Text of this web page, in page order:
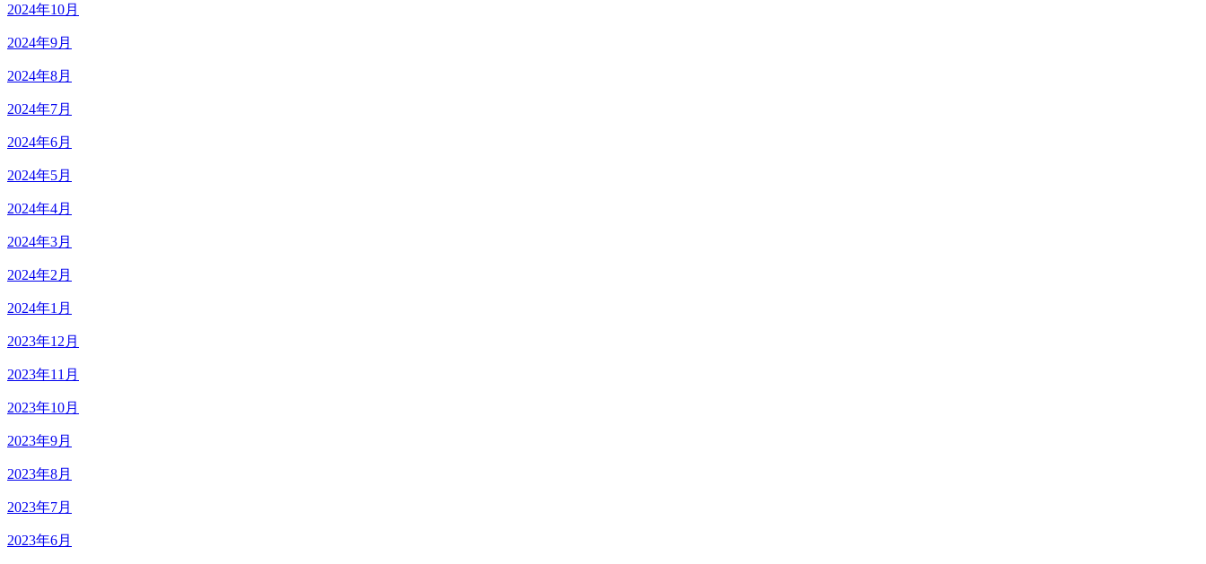
2024年10月
2024年9月
2024年8月
2024年7月
2024年6月
2024年5月
2024年4月
2024年3月
2024年2月
2024年1月
2023年12月
2023年11月
2023年10月
2023年9月
2023年8月
2023年7月
2023年6月